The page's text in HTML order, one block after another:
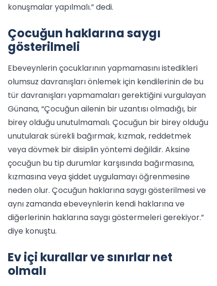
konuşmalar yapılmalı.” dedi.
Çocuğun haklarına saygı
gösterilmeli
Ebeveynlerin çocuklarının yapmamasını istedikleri
olumsuz davranışları önlemek için kendilerinin de bu
tür davranışları yapmamaları gerektiğini vurgulayan
Günana, “Çocuğun ailenin bir uzantısı olmadığı, bir
birey olduğu unutulmamalı. Çocuğun bir birey olduğu
unutularak sürekli bağırmak, kızmak, reddetmek
veya dövmek bir disiplin yöntemi değildir. Aksine
çocuğun bu tip durumlar karşısında bağırmasına,
kızmasına veya şiddet uygulamayı öğrenmesine
neden olur. Çocuğun haklarına saygı gösterilmesi ve
aynı zamanda ebeveynlerin kendi haklarına ve
diğerlerinin haklarına saygı göstermeleri gerekiyor.”
diye konuştu.
Ev içi kurallar ve sınırlar net
olmalı